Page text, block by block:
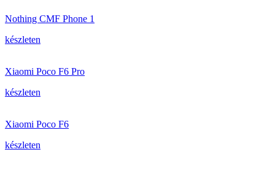
Nothing CMF Phone 1
készleten
Xiaomi Poco F6 Pro
készleten
Xiaomi Poco F6
készleten